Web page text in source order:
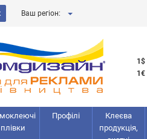
Ваш регіон:
1$
1€
плівки
Профілі
Клеєва
продукція,